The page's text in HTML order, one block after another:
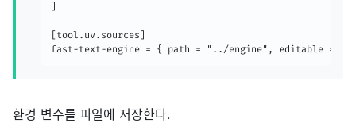
[tool.uv.sources]
fast-text-engine = { path = "../engine", editable =
환경 변수를 파일에 저장한다.